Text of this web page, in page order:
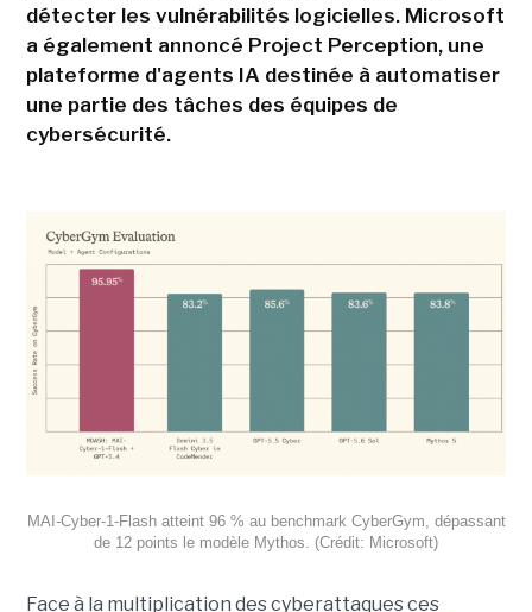
détecter les vulnérabilités logicielles. Microsoft
a également annoncé Project Perception, une
plateforme d'agents IA destinée à automatiser
une partie des tâches des équipes de
cybersécurité.
MAI-Cyber-1-Flash atteint 96 % au benchmark CyberGym, dépassant
de 12 points le modèle Mythos. (Crédit: Microsoft)
Face à la multiplication des cyberattaques ces